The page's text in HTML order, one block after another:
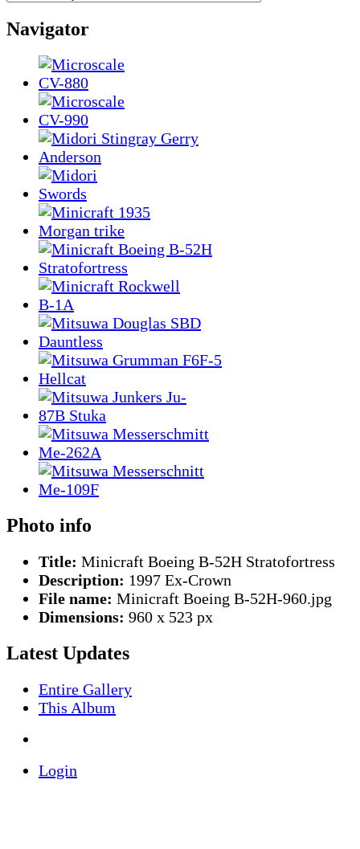
Navigator
Photo info
Title: Minicraft Boeing B-52H Stratofortress
Description: 1997 Ex-Crown
File name: Minicraft Boeing B-52H-960.jpg
Dimensions: 960 x 523 px
Latest Updates
Entire Gallery
This Album
Login